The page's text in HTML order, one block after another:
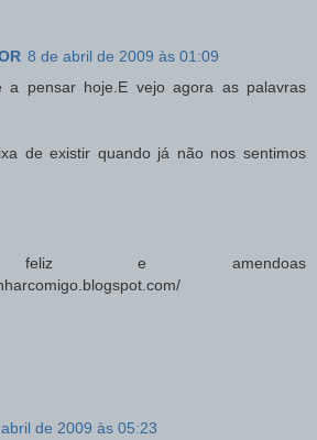
8 de abril de 2009 às 01:09
a pensar hoje.E vejo agora as palavras
de existir quando já não nos sentimos
feliz e amendoas
de 2009 às 05:23